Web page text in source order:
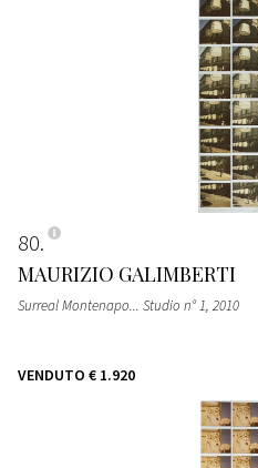
80
MAURIZIO GALIMBERTI
Surreal Montenapo... Studio n° 1, 2010
VENDUTO € 1.920